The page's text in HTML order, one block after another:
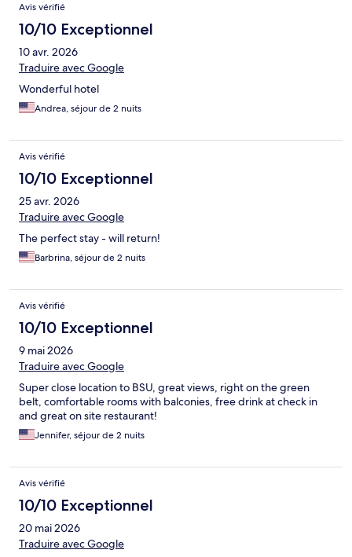
Avis vérifié
10/10 Exceptionnel
10 avr. 2026
Traduire avec Google
Wonderful hotel
Andrea, séjour de 2 nuits
Avis vérifié
10/10 Exceptionnel
25 avr. 2026
Traduire avec Google
The perfect stay - will return!
Barbrina, séjour de 2 nuits
Avis vérifié
10/10 Exceptionnel
9 mai 2026
Traduire avec Google
Super close location to BSU, great views, right on the green
belt, comfortable rooms with balconies, free drink at check in
and great on site restaurant!
Jennifer, séjour de 2 nuits
Avis vérifié
10/10 Exceptionnel
20 mai 2026
Traduire avec Google